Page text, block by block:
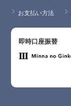
お支払い方法
即時口座振替